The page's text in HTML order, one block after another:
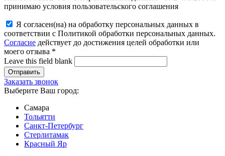
принимаю условия пользовательского соглашения
Я согласен(на) на обработку персональных данных в
соответствии с Политикой обработки персональных данных.
Согласие действует до достижения целей обработки или
моего отзыва *
Leave this field blank
Заказать звонок
Выберите Ваш город:
Самара
Тольятти
Санкт-Петербург
Стерлитамак
Красный Яр